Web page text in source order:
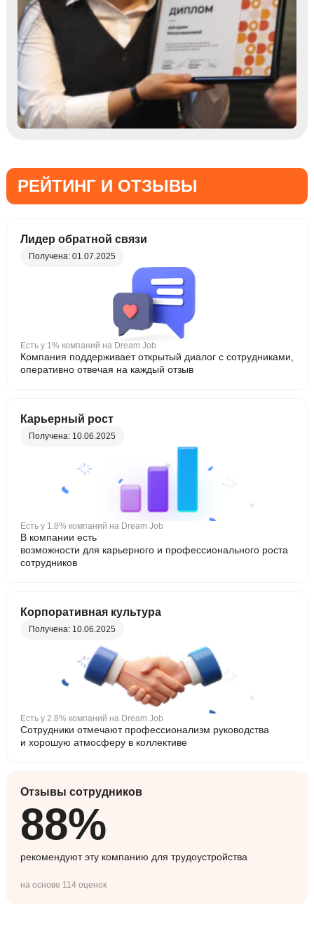
РЕЙТИНГ И ОТЗЫВЫ
Лидер обратной связи
Получена: 01.07.2025
Есть у 1% компаний на Dream Job
Компания поддерживает открытый диалог с сотрудниками,
оперативно отвечая на каждый отзыв
Карьерный рост
Получена: 10.06.2025
Есть у 1.8% компаний на Dream Job
В компании есть
возможности для карьерного и профессионального роста
сотрудников
Корпоративная культура
Получена: 10.06.2025
Есть у 2.8% компаний на Dream Job
Сотрудники отмечают профессионализм руководства
и хорошую атмосферу в коллективе
Отзывы сотрудников
88%
рекомендуют эту компанию для трудоустройства
на основе 114 оценок